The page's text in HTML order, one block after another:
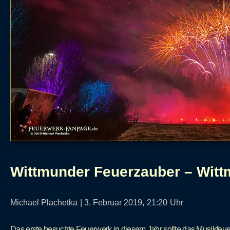
Wittmunder Feuerzauber –
Michael Plachetka 3. Februar 2019, 21:20 Uhr